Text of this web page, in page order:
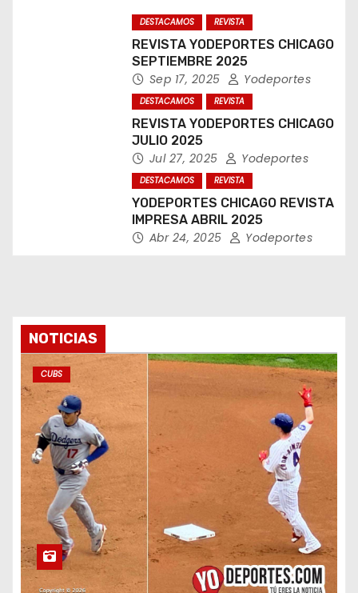
DESTACAMOS REVISTA
REVISTA YODEPORTES CHICAGO
SEPTIEMBRE 2025
Sep 17, 2025 Yodeportes
DESTACAMOS REVISTA
REVISTA YODEPORTES CHICAGO
JULIO 2025
Jul 27, 2025 Yodeportes
DESTACAMOS REVISTA
YODEPORTES CHICAGO REVISTA
IMPRESA ABRIL 2025
Abr 24, 2025 Yodeportes
NOTICIAS
CUBS